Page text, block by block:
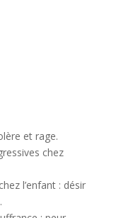
et rage.
chez
l’enfant : désir